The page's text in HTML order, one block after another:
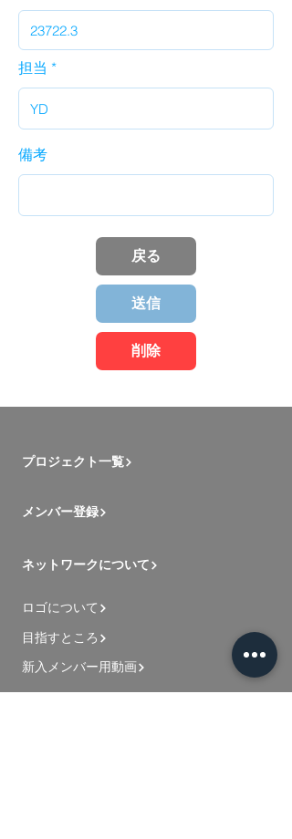
担当
備考
戻る
送信
削除
プロジェクト一覧
メンバー登録
ネットワークについて
ロゴについて
目指すところ
新入メンバー用動画